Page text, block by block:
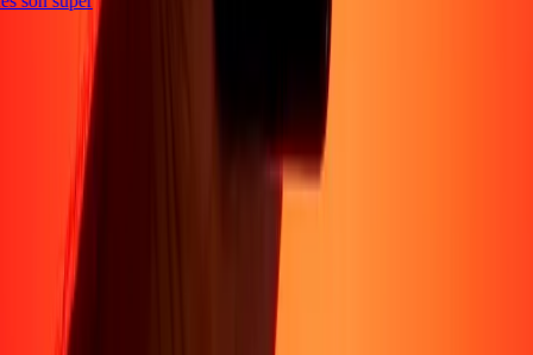
Acerca de
Conviértete en agenteConviértete en socio
Conviértete en socio estratégico
Carreras Promociones
Transferencia internacional de dinero
Soporte
Política de privacidad
Aviso de cookies
condiciones
Presentar una